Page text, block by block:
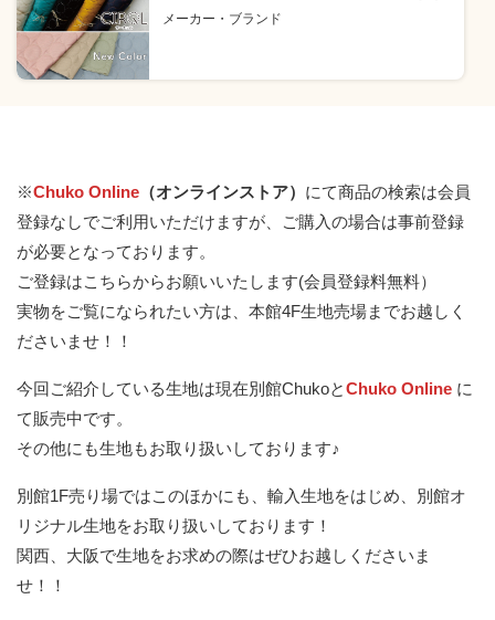
メーカー・ブランド
※Chuko Online （オンラインストア） にて商品の検索は会員
登録なしでご利用いただけますが、ご購入の場合は事前登録
が必要となっております。
ご登録はこちらからお願いいたします(会員登録料無料）
実物をご覧になられたい方は、本館4F生地売場までお越しく
ださいませ！！
今回ご紹介している生地は現在別館ChukoとChuko Online に
て販売中です。
その他にも生地もお取り扱いしております♪
別館1F売り場ではこのほかにも、輸入生地をはじめ、別館オ
リジナル生地をお取り扱いしております！
関西、大阪で生地をお求めの際はぜひお越しくださいま
せ！！